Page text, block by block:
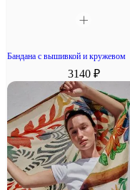
Бандана с вышивкой и кружевом
3140 ₽